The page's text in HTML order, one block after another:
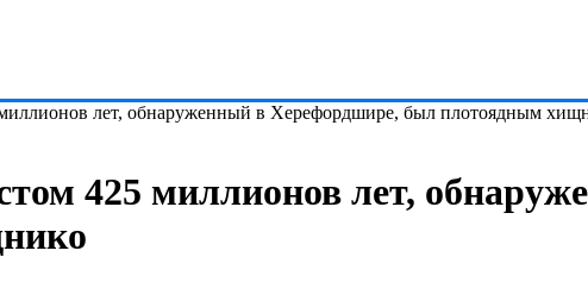
лет, обнаруженный в Херефордшире, был плотоядным
425 миллионов лет,